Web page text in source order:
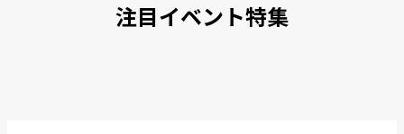
注目イベント特集